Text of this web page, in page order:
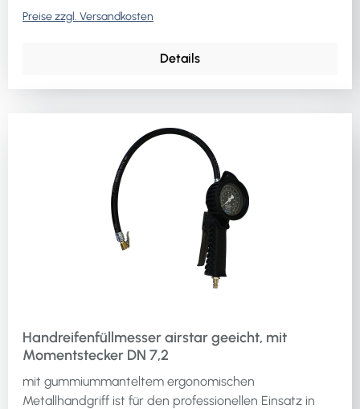
Preise zzgl. Versandkosten
Details
Handreifenfüllmesser airstar geeicht, mit
Momentstecker DN 7,2
mit gummiummanteltem ergonomischen
Metallhandgriff ist für den professionellen Einsatz in